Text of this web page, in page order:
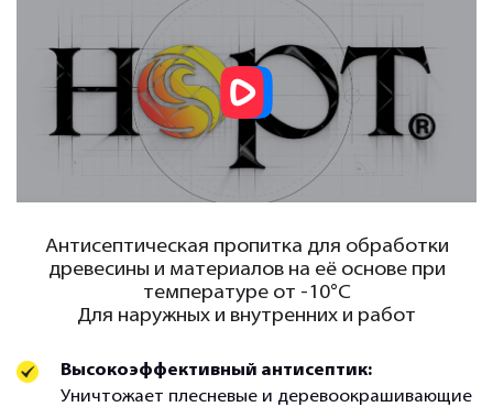
Антисептическая пропитка для обработки
древесины и материалов на её основе при
температуре от -10°С
Для наружных и внутренних и работ
Высокоэффективный антисептик:
Уничтожает плесневые и деревоокрашивающие